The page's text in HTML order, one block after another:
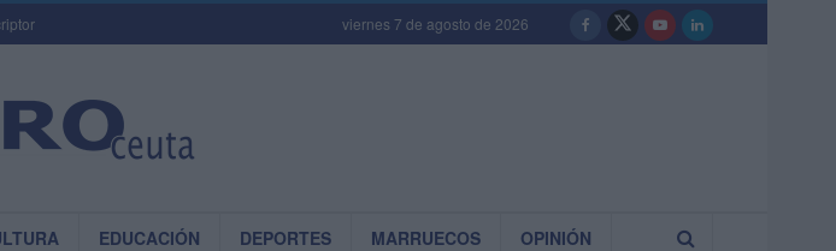
viernes 7 de agosto de 2026
EDUCACIÓN DEPORTES MARRUECOS OPINIÓN